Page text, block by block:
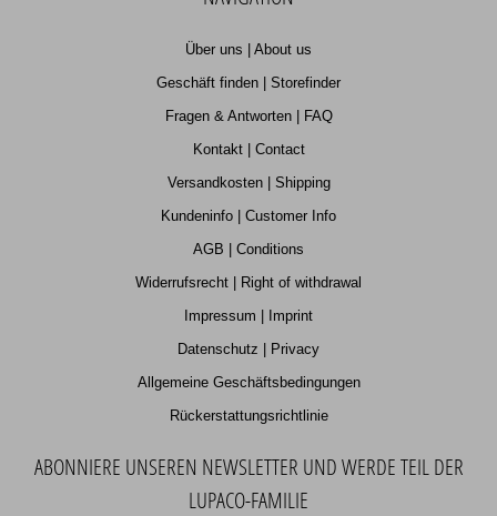
Über uns | About us
Geschäft finden | Storefinder
Fragen & Antworten | FAQ
Kontakt | Contact
Versandkosten | Shipping
Kundeninfo | Customer Info
AGB | Conditions
Widerrufsrecht | Right of withdrawal
Impressum | Imprint
Datenschutz | Privacy
Allgemeine Geschäftsbedingungen
Rückerstattungsrichtlinie
ABONNIERE UNSEREN NEWSLETTER UND WERDE TEIL DER
LUPACO-FAMILIE